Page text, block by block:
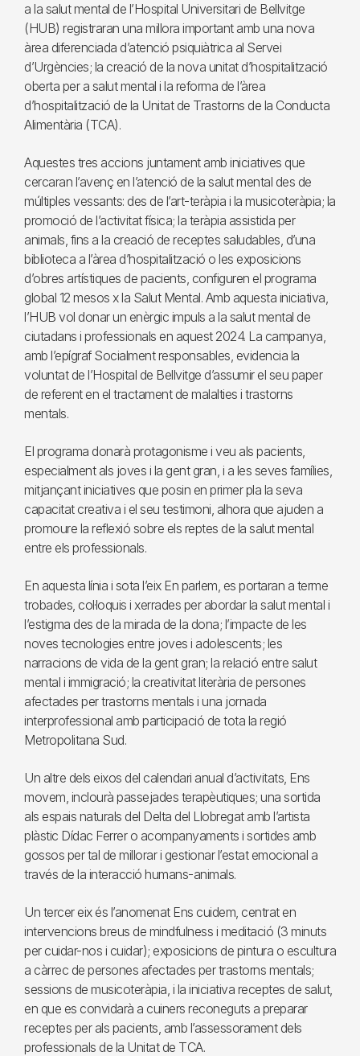
a la salut mental de l’Hospital Universitari de Bellvitge
(HUB) registraran una millora important amb una nova
àrea diferenciada d’atenció psiquiàtrica al Servei
d’Urgències; la creació de la nova unitat d’hospitalització
oberta per a salut mental i la reforma de l’àrea
d’hospitalització de la Unitat de Trastorns de la Conducta
Alimentària (TCA).
Aquestes tres accions juntament amb iniciatives que
cercaran l’avenç en l’atenció de la salut mental des de
múltiples vessants: des de l’art-teràpia i la musicoteràpia; la
promoció de l’activitat física; la teràpia assistida per
animals, fins a la creació de receptes saludables, d’una
biblioteca a l’àrea d’hospitalització o les exposicions
d’obres artístiques de pacients, configuren el programa
global 12 mesos x la Salut Mental. Amb aquesta iniciativa,
l’HUB vol donar un enèrgic impuls a la salut mental de
ciutadans i professionals en aquest 2024. La campanya,
amb l’epígraf Socialment responsables, evidencia la
voluntat de l’Hospital de Bellvitge d’assumir el seu paper
de referent en el tractament de malalties i trastorns
mentals.
El programa donarà protagonisme i veu als pacients,
especialment als joves i la gent gran, i a les seves famílies,
mitjançant iniciatives que posin en primer pla la seva
capacitat creativa i el seu testimoni, alhora que ajuden a
promoure la reflexió sobre els reptes de la salut mental
entre els professionals.
En aquesta línia i sota l’eix En parlem, es portaran a terme
trobades, col·loquis i xerrades per abordar la salut mental i
l’estigma des de la mirada de la dona; l’impacte de les
noves tecnologies entre joves i adolescents; les
narracions de vida de la gent gran; la relació entre salut
mental i immigració; la creativitat literària de persones
afectades per trastorns mentals i una jornada
interprofessional amb participació de tota la regió
Metropolitana Sud.
Un altre dels eixos del calendari anual d’activitats, Ens
movem, inclourà passejades terapèutiques; una sortida
als espais naturals del Delta del Llobregat amb l’artista
plàstic Dídac Ferrer o acompanyaments i sortides amb
gossos per tal de millorar i gestionar l’estat emocional a
través de la interacció humans-animals.
Un tercer eix és l’anomenat Ens cuidem, centrat en
intervencions breus de mindfulness i meditació (3 minuts
per cuidar-nos i cuidar); exposicions de pintura o escultura
a càrrec de persones afectades per trastorns mentals;
sessions de musicoteràpia, i la iniciativa receptes de salut,
en que es convidarà a cuiners reconeguts a preparar
receptes per als pacients, amb l’assessorament dels
professionals de la Unitat de TCA.